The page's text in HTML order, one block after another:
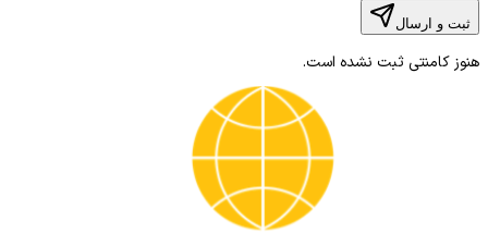
ثبت و ارسال
هنوز کامنتی ثبت نشده است.